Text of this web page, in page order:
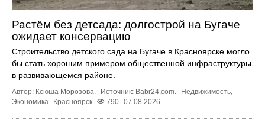
Растём без детсада: долгострой на Бугаче
ожидает консервацию
Строительство детского сада на Бугаче в Красноярске могло
бы стать хорошим примером общественной инфраструктуры
в развивающемся районе.
Автор: Ксюша Морозова. Источник: Babr24.com Недвижимость
Экономика
Красноярск 790 07.08.2026